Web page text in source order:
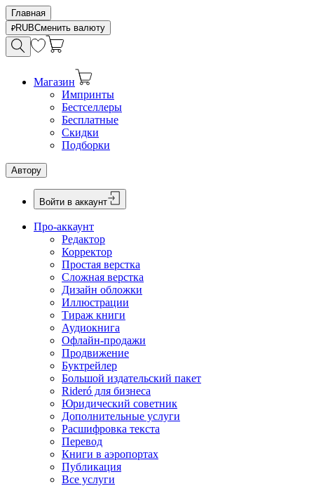
Главная
RUBСменить валюту
Магазин
Импринты
Бестселлеры
Бесплатные
Скидки
Подборки
Автору
Войти в аккаунт
Про-аккаунт
Редактор
Корректор
Простая верстка
Сложная верстка
Дизайн обложки
Иллюстрации
Тираж книги
Аудиокнига
Офлайн-продажи
Продвижение
Буктрейлер
Большой издательский пакет
Rideró для бизнеса
Юридический советник
Дополнительные услуги
Расшифровка текста
Перевод
Книги в аэропортах
Публикация
Все услуги